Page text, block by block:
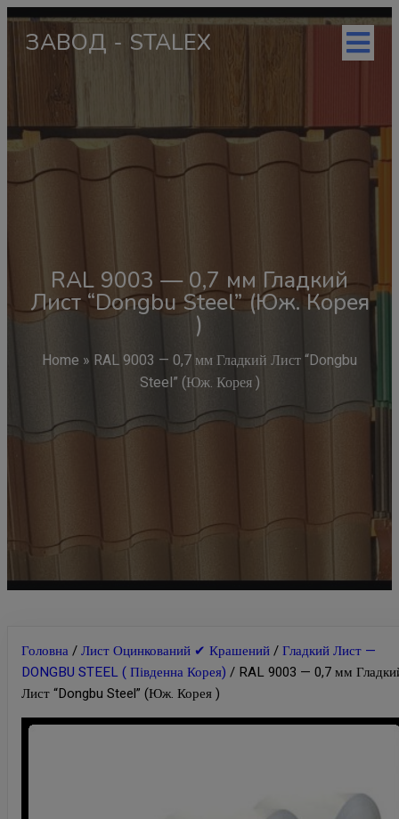
ЗАВОД - STALEX
RAL 9003 — 0,7 мм Гладкий
Лист “Dongbu Steel” (Юж. Корея
)
Home » RAL 9003 — 0,7 мм Гладкий Лист “Dongbu
Steel” (Юж. Корея )
Головна /Лист Оцинкований ✔ Крашений/Гладкий Лист —
DONGBU STEEL ( Південна Корея) / RAL 9003 — 0,7 мм
Лист “Dongbu Steel” (Юж. Корея )